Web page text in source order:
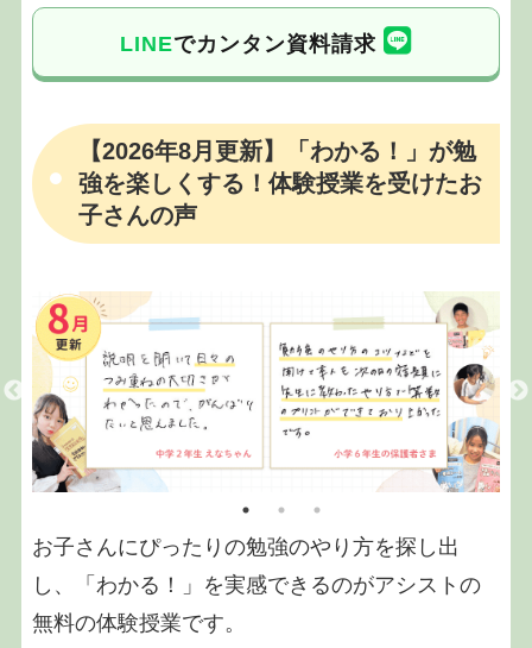
LINEでカンタン資料請求
【2026年8月更新】「わかる！」が勉
強を楽しくする！体験授業を受けたお
子さんの声
お子さんにぴったりの勉強のやり方を探し出
し、「わかる！」を実感できるのがアシストの
無料の体験授業です。